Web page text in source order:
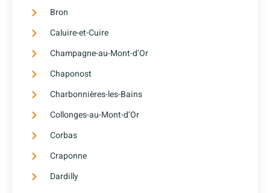
Bron
Caluire-et-Cuire
Champagne-au-Mont-d’Or
Chaponost
Charbonnières-les-Bains
Collonges-au-Mont-d’Or
Corbas
Craponne
Dardilly